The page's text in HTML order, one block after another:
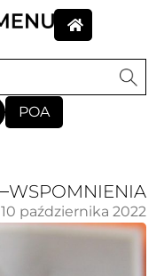
POA
WSPOMNIENIA
10 października 2022